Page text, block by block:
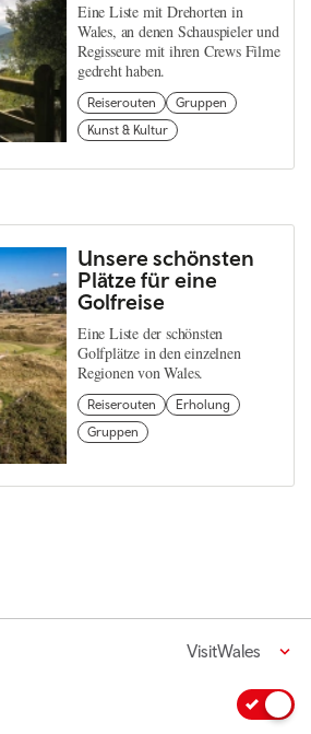
Eine Liste mit Drehorten in
Wales, an denen Schauspieler und
Regisseure mit ihren Crews Filme
gedreht haben.
Reiserouten
Gruppen
Kunst & Kultur
Unsere schönsten
Plätze für eine
Golfreise
Eine Liste der schönsten
Golfplätze in den einzelnen
Regionen von Wales.
Reiserouten
Erholung
Gruppen
VisitWales